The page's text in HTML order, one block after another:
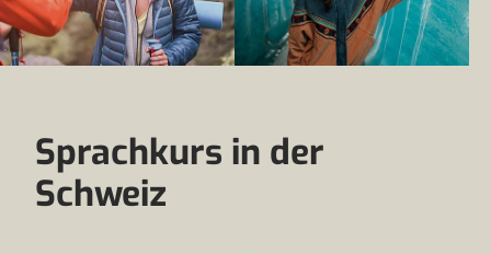
Sprachkurs in der
Schweiz